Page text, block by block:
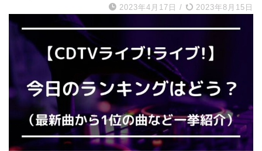
2023年4月17日 / 2023年8月15日